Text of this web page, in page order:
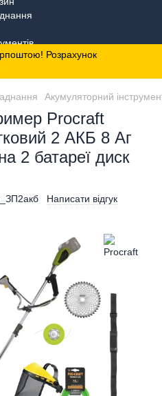
Розрахунок
Акумуляторний
Procraft
2 АКБ 8 Аг
2 батареї диск
Написати відгук